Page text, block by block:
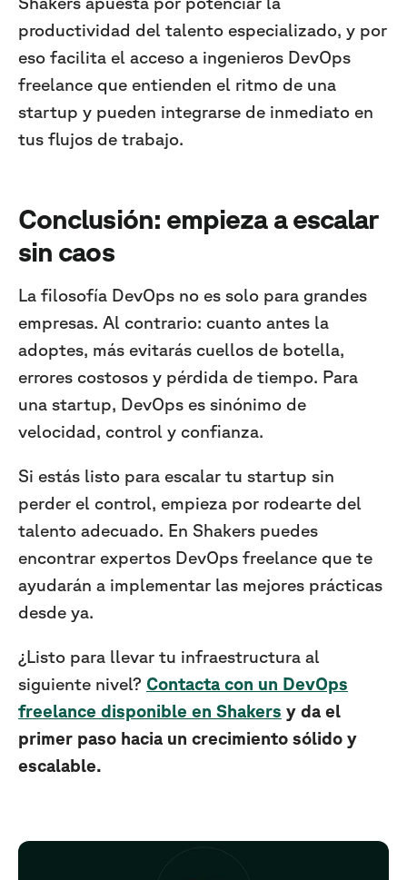
productividad del talento especializado, y por
eso facilita el acceso a ingenieros DevOps
freelance que entienden el ritmo de una
startup y pueden integrarse de inmediato en
tus flujos de trabajo.
Conclusión: empieza a escalar
sin caos
La filosofía DevOps no es solo para grandes
empresas. Al contrario: cuanto antes la
adoptes, más evitarás cuellos de botella,
errores costosos y pérdida de tiempo. Para
una startup, DevOps es sinónimo de
velocidad, control y confianza.
Si estás listo para escalar tu startup sin
perder el control, empieza por rodearte del
talento adecuado. En Shakers puedes
encontrar expertos DevOps freelance que te
ayudarán a implementar las mejores prácticas
desde ya.
¿Listo para llevar tu infraestructura al
siguiente nivel? Contacta con un DevOps
freelance disponible en Shakers y da el
primer paso hacia un crecimiento sólido y
escalable.